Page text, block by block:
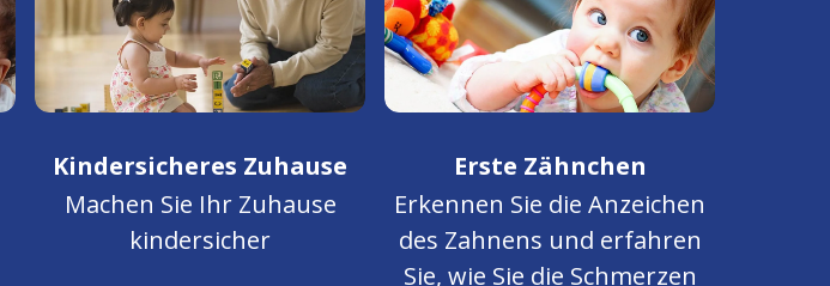
Kindersicheres Zuhause
Machen Sie Ihr Zuhause
kindersicher
Erste Zähnchen
Erkennen Sie die Anzeichen
des Zahnens und erfahren
Sie, wie Sie die Schmerzen